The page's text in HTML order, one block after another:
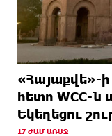
«Հայաքվե»-
հետո WCC-ն
Եկեղեցու
17 ԺԱՄ ԱՌԱՋ